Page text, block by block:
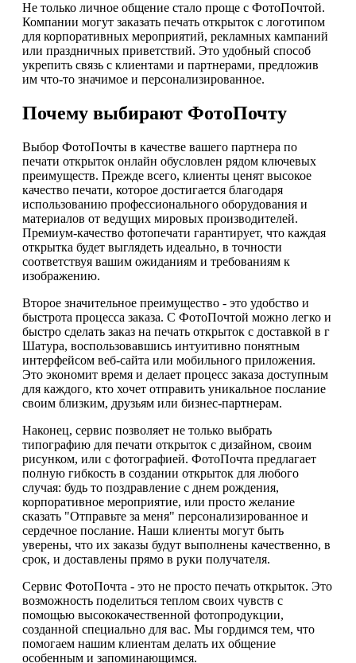
Не только личное общение стало проще с ФотоПочтой.
Компании могут заказать печать открыток с логотипом
для корпоративных мероприятий, рекламных кампаний
или праздничных приветствий. Это удобный способ
укрепить связь с клиентами и партнерами, предложив
им что-то значимое и персонализированное.
Почему выбирают ФотоПочту
Выбор ФотоПочты в качестве вашего партнера по
печати открыток онлайн обусловлен рядом ключевых
преимуществ. Прежде всего, клиенты ценят высокое
качество печати, которое достигается благодаря
использованию профессионального оборудования и
материалов от ведущих мировых производителей.
Премиум-качество фотопечати гарантирует, что каждая
открытка будет выглядеть идеально, в точности
соответствуя вашим ожиданиям и требованиям к
изображению.
Второе значительное преимущество - это удобство и
быстрота процесса заказа. С ФотоПочтой можно легко и
быстро сделать заказ на печать открыток с доставкой в г
Шатура, воспользовавшись интуитивно понятным
интерфейсом веб-сайта или мобильного приложения.
Это экономит время и делает процесс заказа доступным
для каждого, кто хочет отправить уникальное послание
своим близким, друзьям или бизнес-партнерам.
Наконец, сервис позволяет не только выбрать
типографию для печати открыток с дизайном, своим
рисунком, или с фотографией. ФотоПочта предлагает
полную гибкость в создании открыток для любого
случая: будь то поздравление с днем рождения,
корпоративное мероприятие, или просто желание
сказать "Отправьте за меня" персонализированное и
сердечное послание. Наши клиенты могут быть
уверены, что их заказы будут выполнены качественно, в
срок, и доставлены прямо в руки получателя.
Сервис ФотоПочта - это не просто печать открыток. Это
возможность поделиться теплом своих чувств с
помощью высококачественной фотопродукции,
созданной специально для вас. Мы гордимся тем, что
помогаем нашим клиентам делать их общение
особенным и запоминающимся.